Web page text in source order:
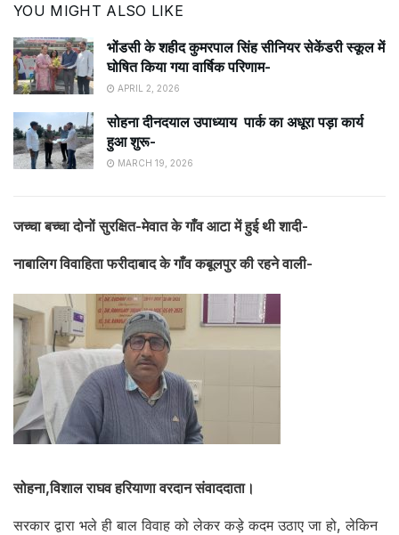
YOU MIGHT ALSO LIKE
भोंडसी के शहीद कुमरपाल सिंह सीनियर सेकेंडरी स्कूल में
घोषित किया गया वार्षिक परिणाम-
APRIL 2, 2026
सोहना दीनदयाल उपाध्याय पार्क का अधूरा पड़ा कार्य
हुआ शुरू-
MARCH 19, 2026
जच्चा बच्चा दोनों सुरक्षित-मेवात के गाँव आटा में हुई थी शादी-
नाबालिग विवाहिता फरीदाबाद के गाँव कबूलपुर की रहने वाली-
सोहना,विशाल राघव हरियाणा वरदान संवाददाता।
सरकार द्वारा भले ही बाल विवाह को लेकर कड़े कदम उठाए जा हो, लेकिन